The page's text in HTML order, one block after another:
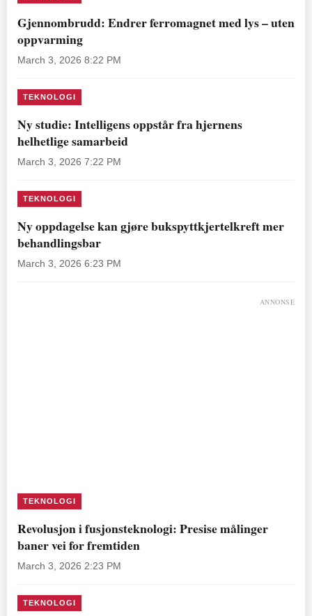
Gjennombrudd: Endrer ferromagnet med lys – uten
oppvarming
March 3, 2026 8:22 PM
TEKNOLOGI
Ny studie: Intelligens oppstår fra hjernens
helhetlige samarbeid
March 3, 2026 7:22 PM
TEKNOLOGI
Ny oppdagelse kan gjøre bukspyttkjertelkreft mer
behandlingsbar
March 3, 2026 6:23 PM
ANNONSE
TEKNOLOGI
Revolusjon i fusjonsteknologi: Presise målinger
baner vei for fremtiden
March 3, 2026 2:23 PM
TEKNOLOGI